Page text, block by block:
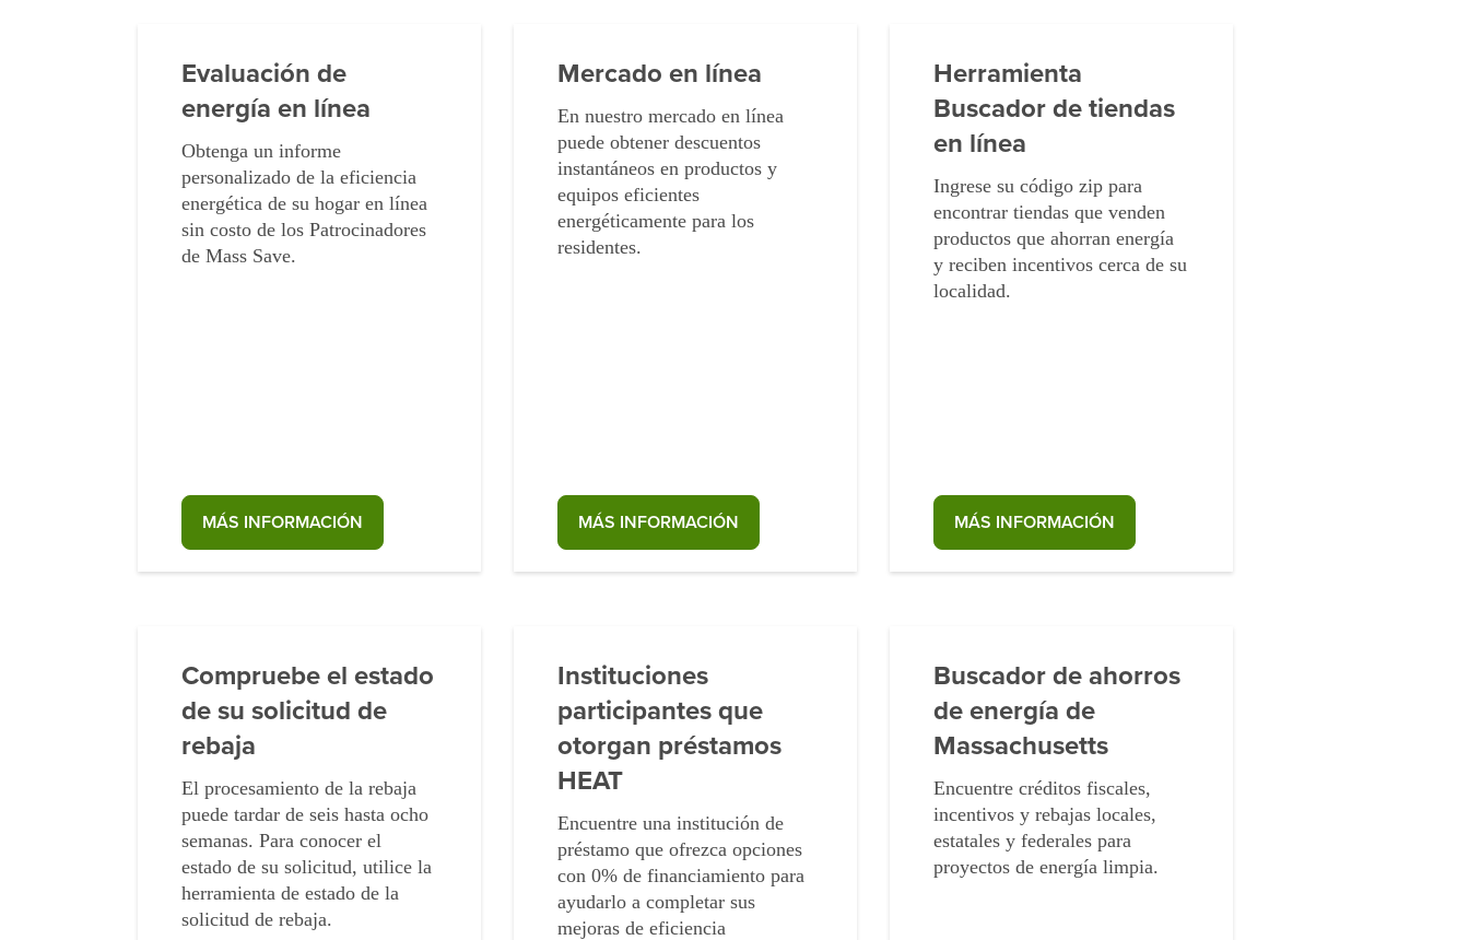
Evaluación de
energía en línea
Obtenga un informe
personalizado de la eficiencia
energética de su hogar en línea
sin costo de los Patrocinadores
de Mass Save.
MÁS INFORMACIÓN
Mercado en línea
En nuestro mercado en línea
puede obtener descuentos
instantáneos en productos y
equipos eficientes
energéticamente para los
residentes.
MÁS INFORMACIÓN
Herramienta
Buscador de tiendas
en línea
Ingrese su código zip para
encontrar tiendas que venden
productos que ahorran energía
y reciben incentivos cerca de su
localidad.
MÁS INFORMACIÓN
Compruebe el estado
de su solicitud de
rebaja
El procesamiento de la rebaja
puede tardar de seis hasta ocho
semanas. Para conocer el
estado de su solicitud, utilice la
herramienta de estado de la
solicitud de rebaja.
Instituciones
participantes que
otorgan préstamos
HEAT
Encuentre una institución de
préstamo que ofrezca opciones
con 0% de financiamiento para
ayudarlo a completar sus
mejoras de eficiencia
Buscador de ahorros
de energía de
Massachusetts
Encuentre créditos fiscales,
incentivos y rebajas locales,
estatales y federales para
proyectos de energía limpia.